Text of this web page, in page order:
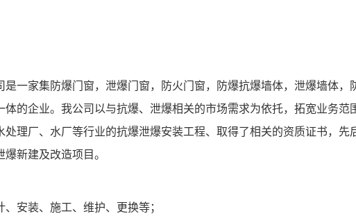
一家集防爆门窗，泄爆门窗，防火门窗，防爆抗爆墙体，泄爆墙体，
的企业。我公司以与抗爆、泄爆相关的市场需求为依托，拓宽业务范
理厂、水厂等行业的抗爆泄爆安装工程、取得了相关的资质证书，先
新建及改造项目。
安装、施工、维护、更换等；